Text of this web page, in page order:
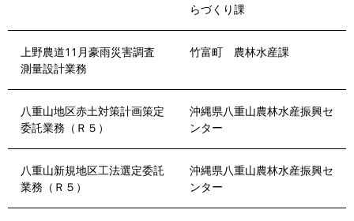
らづくり課
上野農道11月豪雨災害調査
測量設計業務
竹富町 農林水産課
八重山地区赤土対策計画策定
委託業務（Ｒ５）
沖縄県八重山農林水産振興セ
ンター
八重山新規地区工法選定委託
業務（Ｒ５）
沖縄県八重山農林水産振興セ
ンター